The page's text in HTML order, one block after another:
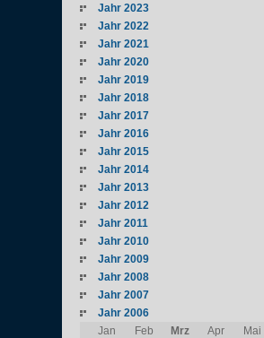
Jahr 2023
Jahr 2022
Jahr 2021
Jahr 2020
Jahr 2019
Jahr 2018
Jahr 2017
Jahr 2016
Jahr 2015
Jahr 2014
Jahr 2013
Jahr 2012
Jahr 2011
Jahr 2010
Jahr 2009
Jahr 2008
Jahr 2007
Jahr 2006
Jan
Feb Mrz Apr Mai